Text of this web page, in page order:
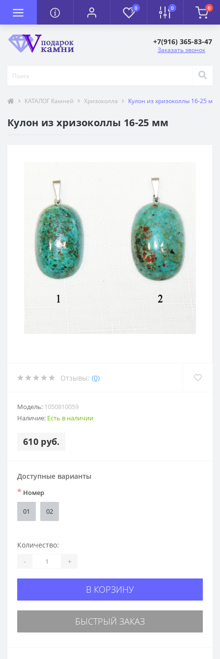
0 0 0
+7(916) 365-83-47
Заказать звонок
КАТАЛОГ Камней Хризоколла Кулон из хризоколлы 16-25 мм
Кулон из хризоколлы 16-25 мм
Отзывы: (0)
Модель: 1050810059
Наличие: Есть в наличии
610 руб.
Доступные варианты
* Номер
01 02
Количество:
- +
В КОРЗИНУ
БЫСТРЫЙ ЗАКАЗ